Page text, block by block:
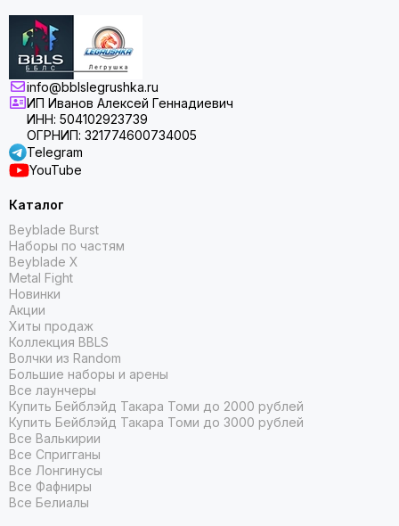
info@bblslegrushka.ru
ИП Иванов Алексей Геннадиевич
ИНН: 504102923739
ОГРНИП: 321774600734005
Telegram
YouTube
Каталог
Beyblade Burst
Наборы по частям
Beyblade X
Metal Fight
Новинки
Акции
Хиты продаж
Коллекция BBLS
Волчки из Random
Большие наборы и арены
Все лаунчеры
Купить Бейблэйд Такара Томи до 2000 рублей
Купить Бейблэйд Такара Томи до 3000 рублей
Все Валькирии
Все Спригганы
Все Лонгинусы
Все Фафниры
Все Белиалы